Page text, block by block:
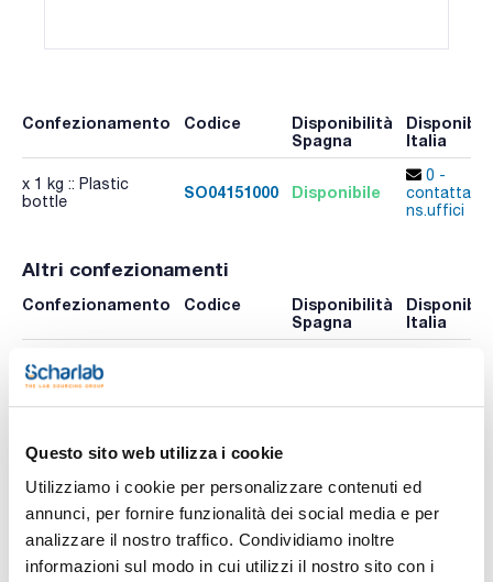
Questo sito web utilizza i cookie
Utilizziamo i cookie per personalizzare contenuti ed
annunci, per fornire funzionalità dei social media e per
analizzare il nostro traffico. Condividiamo inoltre
informazioni sul modo in cui utilizzi il nostro sito con i
Confezionamento Codice
Disponibilità
Spagna
Italia
x 1 kg :: Plastic
bottle
SO04151000 Disponibile
0 -
contatta i
ns.uffici
Altri confezionamenti
Confezionamento Codice
Disponibilità
Spagna
Italia
bottle
Video Video